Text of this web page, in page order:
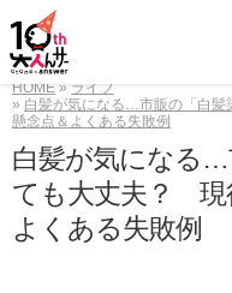
HOME
ライフ
白髪が気になる…市販の「白
懸念点＆よくある失敗例
白髪が気になる…
ても大丈夫？ 現
よくある失敗例